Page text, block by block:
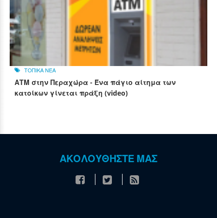
ΤΟΠΙΚΑ ΝΕΑ
ΑΤΜ στην Περαχώρα - Ένα πάγιο αίτημα των
κατοίκων γίνεται πράξη (video)
ΑΚΟΛΟΥΘΗΣΤΕ ΜΑΣ